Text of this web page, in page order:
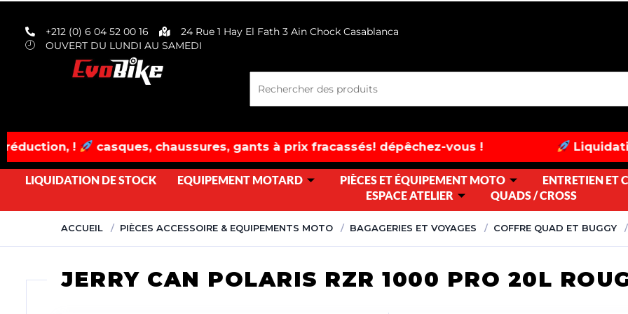
+212 (0) 6 04 52 00 16
24 Rue 1 Hay El Fath 3 Ain Chock Casablanca
OUVERT DU LUNDI AU SAMEDI
casques, chaussures, gants à prix fracassés! dépêchez-vous ! Liquidation
LIQUIDATION DE STOCK EQUIPEMENT MOTARD PIÈCES ET ÉQUIPEMENT MOTO ENTRETIEN ET
ESPACE ATELIER
QUADS / CROSS
ACCUEIL PIÈCES ACCESSOIRE & EQUIPEMENTS MOTO BAGAGERIES ET VOYAGES COFFRE QUAD ET BUGGY
JERRY CAN POLARIS RZR 1000 PRO 20L